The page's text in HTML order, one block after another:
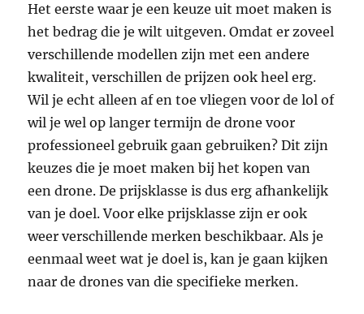
Het eerste waar je een keuze uit moet maken is
het bedrag die je wilt uitgeven. Omdat er zoveel
verschillende modellen zijn met een andere
kwaliteit, verschillen de prijzen ook heel erg.
Wil je echt alleen af en toe vliegen voor de lol of
wil je wel op langer termijn de drone voor
professioneel gebruik gaan gebruiken? Dit zijn
keuzes die je moet maken bij het kopen van
een drone. De prijsklasse is dus erg afhankelijk
van je doel. Voor elke prijsklasse zijn er ook
weer verschillende merken beschikbaar. Als je
eenmaal weet wat je doel is, kan je gaan kijken
naar de drones van die specifieke merken.